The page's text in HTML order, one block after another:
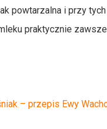
powtarzalna i przy
praktycznie
– przepis Ewy